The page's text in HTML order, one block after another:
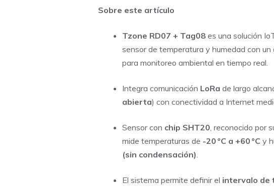
original
S/ 745,00.
actual
S/ 532,00.
Sobre este artículo
Tzone RD07 + Tag08es una solución
sensor de temperatura y humedad con
para monitoreo ambiental en tiempo real.
Integra comunicación LoRa de largo
abierta) con conectividad a Internet
Sensor con chip SHT20, reconocido por
mide temperaturas de -20 °C a +60 °C y
(sin condensación).
El sistema permite definir el intervalo de